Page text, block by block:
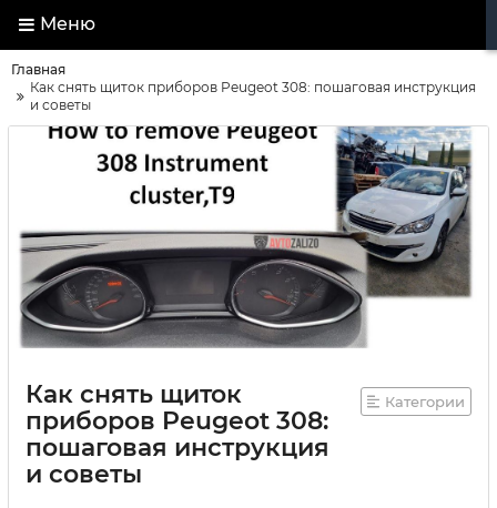
Меню
Главная
Как снять щиток приборов Peugeot 308: пошаговая инструкция
и советы
Как снять щиток
приборов Peugeot 308:
пошаговая инструкция
и советы
Категории